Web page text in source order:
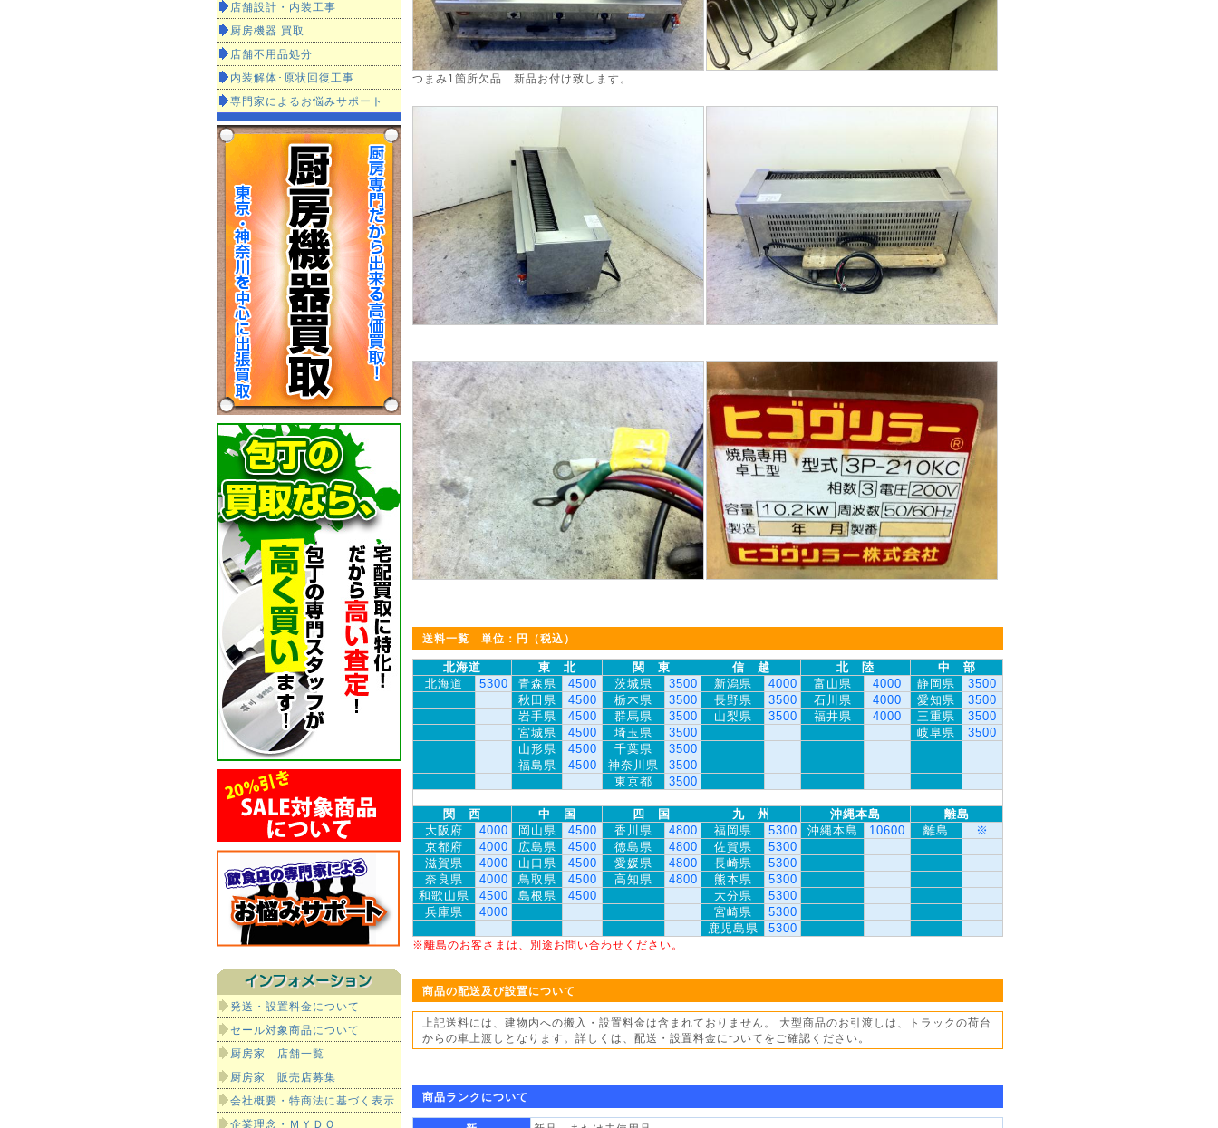
店舗設計・内装工事
厨房機器 買取
店舗不用品処分
内装解体･原状回復工事
専門家によるお悩みサポート
発送・設置料金について
セール対象商品について
厨房家 店舗一覧
厨房家 販売店募集
会社概要・特商法に基づく表示
企業理念・ＭＹＤＯ
つまみ1箇所欠品 新品お付け致します。
送料一覧 単位：円（税込）
北海道 東 北 関 東 信 越 北 陸
中 部
北海道
5300 青森県 4500 茨城県 3500 新潟県 4000 富山県 4000 静岡県
3500
秋田県
4500 栃木県 3500 長野県 3500 石川県 4000 愛知県
3500
岩手県
4500 群馬県 3500 山梨県 3500 福井県 4000 三重県
3500
宮城県
4500 埼玉県 3500 岐阜県
3500
山形県
4500 千葉県
3500
福島県
4500 神奈川県
3500
東京都
3500
関 西 中 国 四 国 九 州 沖縄本島
離島
大阪府
4000 岡山県 4500 香川県 4800 福岡県 5300 沖縄本島 10600 離島
※
京都府
4000 広島県 4500 徳島県 4800 佐賀県
5300
滋賀県
4000 山口県 4500 愛媛県 4800 長崎県
5300
奈良県
4000 鳥取県 4500 高知県 4800 熊本県
5300
和歌山県
4500 島根県 4500 大分県
5300
兵庫県
4000 宮崎県
5300
鹿児島県
5300
※離島のお客さまは、別途お問い合わせください。
商品の配送及び設置について
上記送料には、建物内への搬入・設置料金は含まれておりません。 大型商品のお引渡しは、トラックの荷台
からの車上渡しとなります。詳しくは、配送・設置料金についてをご確認ください。
商品ランクについて